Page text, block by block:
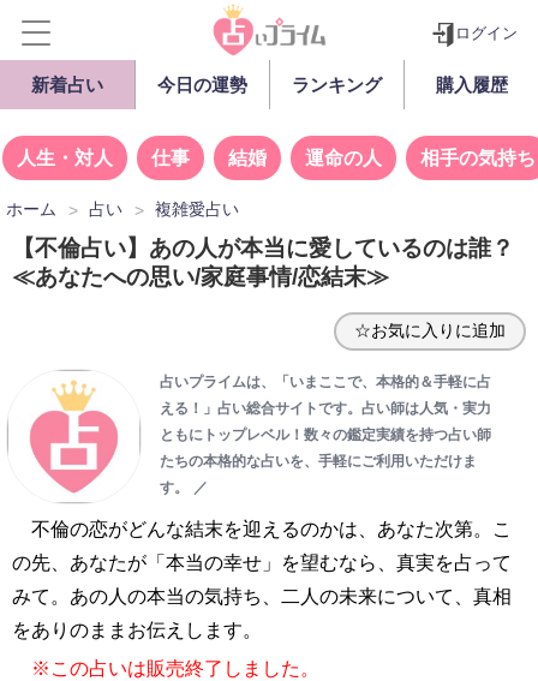
ログイン
新着占い 今日の運勢 ランキング 購入履歴
人生・対人 仕事 結婚 運命の人 相手の気持ち
ホーム 占い 複雑愛占い
【不倫占い】あの人が本当に愛しているのは誰？
≪あなたへの思い/家庭事情/恋結末≫
☆お気に入りに追加
占いプライムは、「いまここで、本格的＆手軽に占
える！」占い総合サイトです。占い師は人気・実力
ともにトップレベル！数々の鑑定実績を持つ占い師
たちの本格的な占いを、手軽にご利用いただけま
す。
／
不倫の恋がどんな結末を迎えるのかは、あなた次第。こ
の先、あなたが「本当の幸せ」を望むなら、真実を占って
みて。あの人の本当の気持ち、二人の未来について、真相
をありのままお伝えします。
※この占いは販売終了しました。